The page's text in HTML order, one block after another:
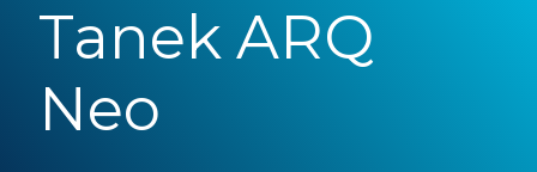
Tanek ARQ
Neo